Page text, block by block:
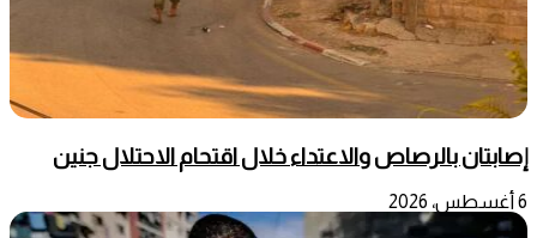
إصابتان بالرصاص والاعتداء خلال اقتحام الاحتلال جنين
6 أغسطس، 2026